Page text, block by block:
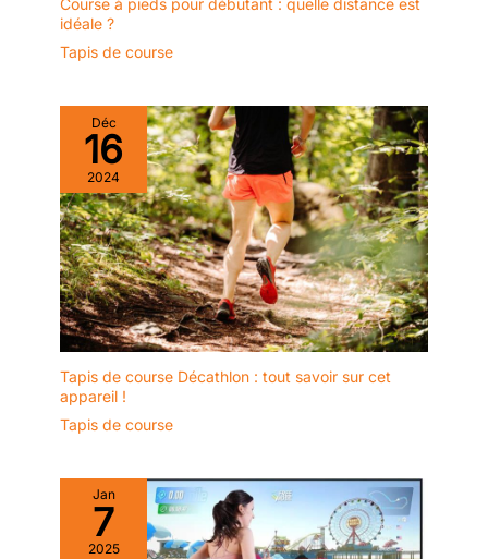
Course à pieds pour débutant : quelle distance est
idéale ?
Tapis de course
Déc
16
2024
Tapis de course Décathlon : tout savoir sur cet
appareil !
Tapis de course
Jan
7
2025